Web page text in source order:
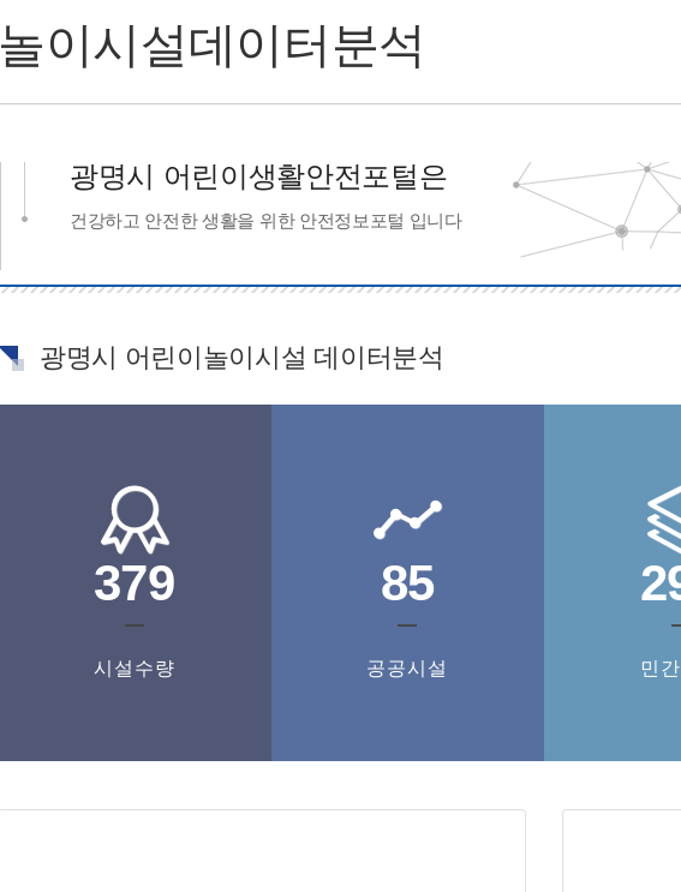
놀이시설데이터분석
광명시 어린이생활안전포털은
건강하고 안전한 생활을 위한 안전정보포털 입니다
광명시 어린이놀이시설 데이터분석
379
시설수량
85
공공시설 민